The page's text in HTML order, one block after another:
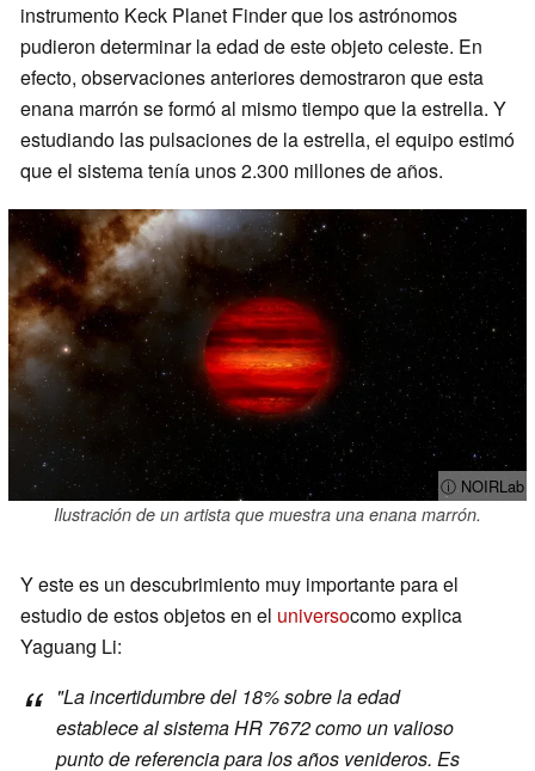
instrumento Keck Planet Finder que los astrónomos
pudieron determinar la edad de este objeto celeste. En
efecto, observaciones anteriores demostraron que esta
enana marrón se formó al mismo tiempo que la estrella. Y
estudiando las pulsaciones de la estrella, el equipo estimó
que el sistema tenía unos 2.300 millones de años.
ⓘ NOIRLab
Ilustración de un artista que muestra una enana marrón.
Y este es un descubrimiento muy importante para el
estudio de estos objetos en el universocomo explica
Yaguang Li:
"La incertidumbre del 18% sobre la edad
establece al sistema HR 7672 como un valioso
punto de referencia para los años venideros. Es